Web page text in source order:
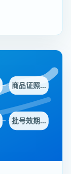
商品证照…
批号效期…